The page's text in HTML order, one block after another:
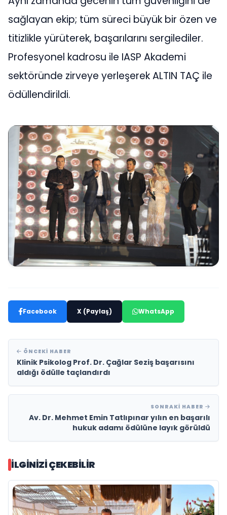
sağlayan ekip; tüm süreci büyük bir özen ve
titizlikle yürüterek, başarılarını sergilediler.
Profesyonel kadrosu ile IASP Akademi
sektöründe zirveye yerleşerek ALTIN TAÇ ile
ödüllendirildi.
Facebook X (Paylaş) WhatsApp
ÖNCEKI HABER
Klinik Psikolog Prof. Dr. Çağlar Seziş başarısını
aldığı ödülle taçlandırdı
SONRAKI HABER
Av. Dr. Mehmet Emin Tatlıpınar yılın en başarılı
hukuk adamı ödülüne layık görüldü
İLGINIZI ÇEKEBILIR